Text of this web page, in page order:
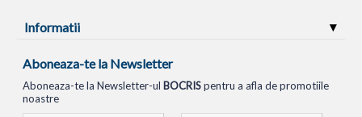
Informatii
Aboneaza-te la Newsletter
Aboneaza-te la Newsletter-ul BOCRISpentru a afla de promotiile
noastre